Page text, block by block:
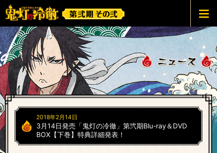
鬼灯の冷徹 第弐期その弐
2018年2月14日
3月14日発売「鬼灯の冷徹」第弐期Blu-ray＆DVD
BOX【下巻】特典詳細発表！